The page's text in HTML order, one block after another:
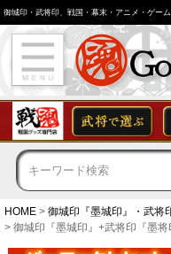
御城印・武将印、戦国・幕末・アニメ・ゲー
HOME
御城印『墨城印』・武将
御城印『墨城印』+武将印『墨